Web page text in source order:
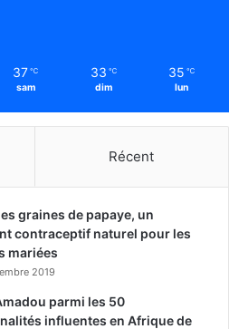
37 ℃
sam
33 ℃
dim
35 ℃
lun
Récent
graines de papaye, un
contraceptif naturel pour les
mariées
2019
parmi les 50
influentes en Afrique de